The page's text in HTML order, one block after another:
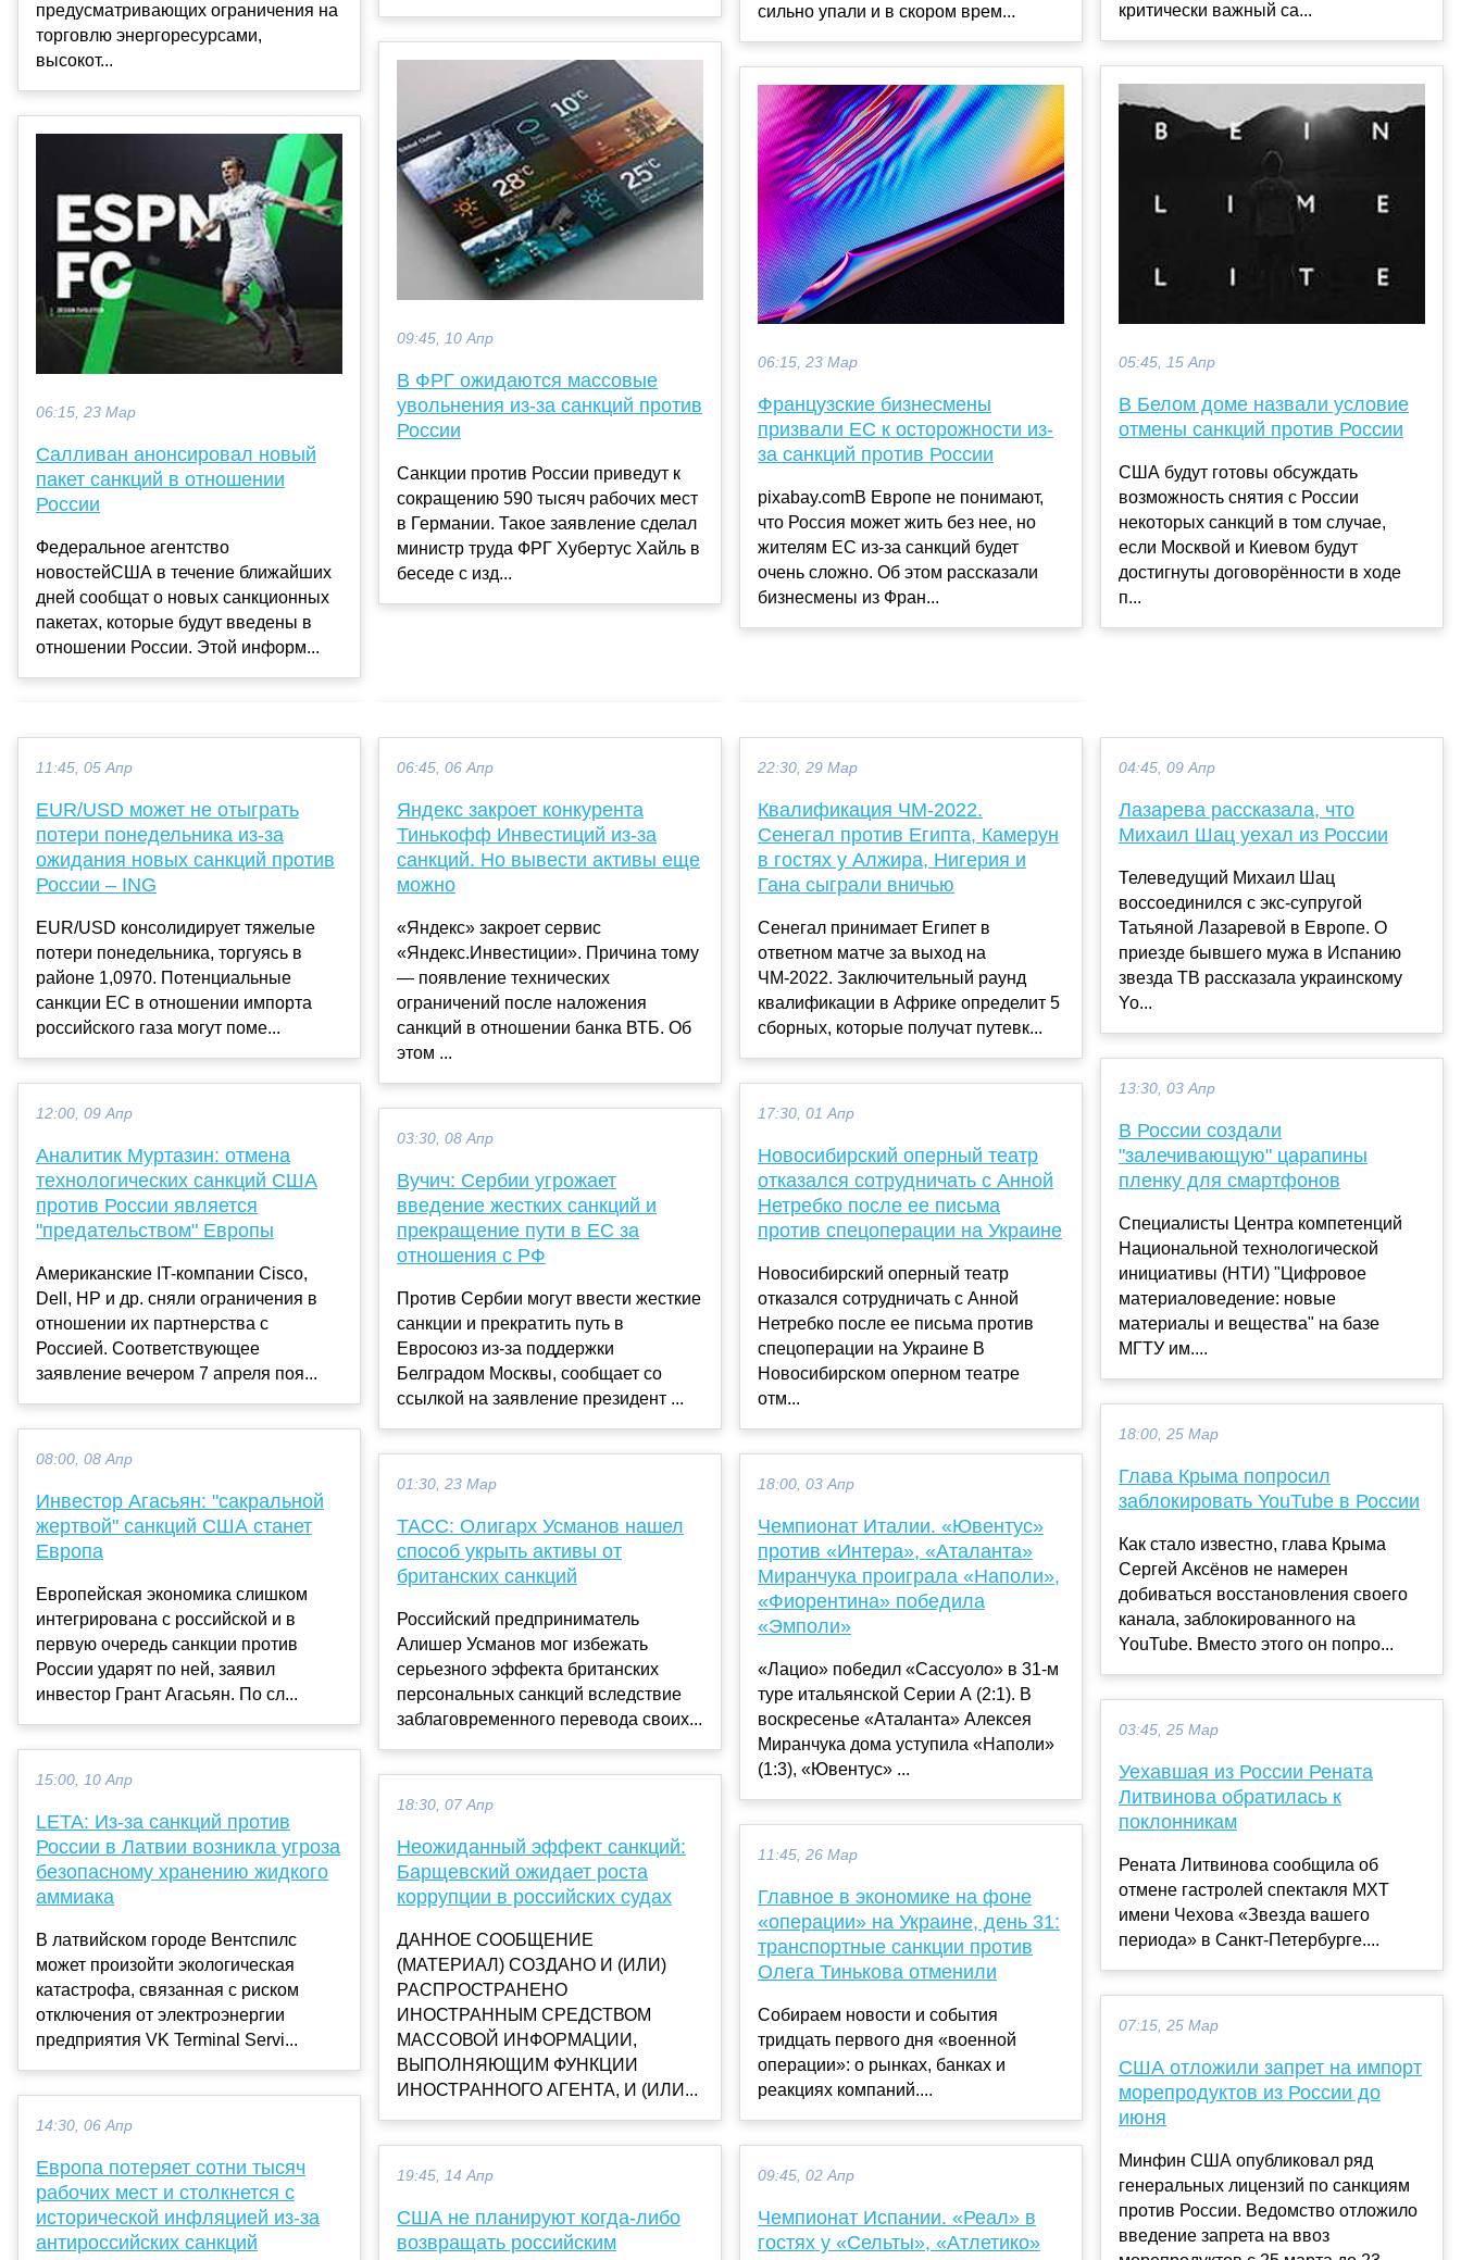
предусматривающих ограничения на
торговлю энергоресурсами,
высокот...
06:15, 23 Мар
Салливан анонсировал новый
пакет санкций в отношении
России
Федеральное агентство
новостейСША в течение ближайших
дней сообщат о новых санкционных
пакетах, которые будут введены в
отношении России. Этой информ...
09:45, 10 Апр
В ФРГ ожидаются массовые
увольнения из-за санкций против
России
Санкции против России приведут к
сокращению 590 тысяч рабочих мест
в Германии. Такое заявление сделал
министр труда ФРГ Хубертус Хайль в
беседе с изд...
сильно упали и в скором врем...
06:15, 23 Мар
Французские бизнесмены
призвали ЕС к осторожности из-
за санкций против России
pixabay.comВ Европе не понимают,
что Россия может жить без нее, но
жителям ЕС из-за санкций будет
очень сложно. Об этом рассказали
бизнесмены из Фран...
критически важный са...
05:45, 15 Апр
В Белом доме назвали условие
отмены санкций против России
США будут готовы обсуждать
возможность снятия с России
некоторых санкций в том случае,
если Москвой и Киевом будут
достигнуты договорённости в ходе
п...
11:45, 05 Апр
EUR/USD может не отыграть
потери понедельника из-за
ожидания новых санкций против
России – ING
EUR/USD консолидирует тяжелые
потери понедельника, торгуясь в
районе 1,0970. Потенциальные
санкции ЕС в отношении импорта
российского газа могут поме...
12:00, 09 Апр
Аналитик Муртазин: отмена
технологических санкций США
против России является
"предательством" Европы
Американские IT-компании Cisco,
Dell, HP и др. сняли ограничения в
отношении их партнерства с
Россией. Соответствующее
заявление вечером 7 апреля поя...
08:00, 08 Апр
Инвестор Агасьян: "сакральной
жертвой" санкций США станет
Европа
Европейская экономика слишком
интегрирована с российской и в
первую очередь санкции против
России ударят по ней, заявил
инвестор Грант Агасьян. По сл...
15:00, 10 Апр
LETA: Из-за санкций против
России в Латвии возникла угроза
безопасному хранению жидкого
аммиака
В латвийском городе Вентспилс
может произойти экологическая
катастрофа, связанная с риском
отключения от электроэнергии
предприятия VK Terminal Servi...
14:30, 06 Апр
Европа потеряет сотни тысяч
рабочих мест и столкнется с
исторической инфляцией из-за
антироссийских санкций
06:45, 06 Апр
Яндекс закроет конкурента
Тинькофф Инвестиций из-за
санкций. Но вывести активы еще
можно
«Яндекс» закроет сервис
«Яндекс.Инвестиции». Причина тому
— появление технических
ограничений после наложения
санкций в отношении банка ВТБ. Об
этом ...
03:30, 08 Апр
Вучич: Сербии угрожает
введение жестких санкций и
прекращение пути в ЕС за
отношения с РФ
Против Сербии могут ввести жесткие
санкции и прекратить путь в
Евросоюз из-за поддержки
Белградом Москвы, сообщает со
ссылкой на заявление президент ...
01:30, 23 Мар
ТАСС: Олигарх Усманов нашел
способ укрыть активы от
британских санкций
Российский предприниматель
Алишер Усманов мог избежать
серьезного эффекта британских
персональных санкций вследствие
заблаговременного перевода своих...
18:30, 07 Апр
Неожиданный эффект санкций:
Барщевский ожидает роста
коррупции в российских судах
ДАННОЕ СООБЩЕНИЕ
(МАТЕРИАЛ) СОЗДАНО И (ИЛИ)
РАСПРОСТРАНЕНО
ИНОСТРАННЫМ СРЕДСТВОМ
МАССОВОЙ ИНФОРМАЦИИ,
ВЫПОЛНЯЮЩИМ ФУНКЦИИ
ИНОСТРАННОГО АГЕНТА, И (ИЛИ...
19:45, 14 Апр
США не планируют когда-либо
возвращать российским
22:30, 29 Мар
Квалификация ЧМ-2022.
Сенегал против Египта, Камерун
в гостях у Алжира, Нигерия и
Гана сыграли вничью
Сенегал принимает Египет в
ответном матче за выход на
ЧМ-2022. Заключительный раунд
квалификации в Африке определит 5
сборных, которые получат путевк...
17:30, 01 Апр
Новосибирский оперный театр
отказался сотрудничать с Анной
Нетребко после ее письма
против спецоперации на Украине
Новосибирский оперный театр
отказался сотрудничать с Анной
Нетребко после ее письма против
спецоперации на Украине В
Новосибирском оперном театре
отм...
18:00, 03 Апр
Чемпионат Италии. «Ювентус»
против «Интера», «Аталанта»
Миранчука проиграла «Наполи»,
«Фиорентина» победила
«Эмполи»
«Лацио» победил «Сассуоло» в 31-м
туре итальянской Серии А (2:1). В
воскресенье «Аталанта» Алексея
Миранчука дома уступила «Наполи»
(1:3), «Ювентус» ...
11:45, 26 Мар
Главное в экономике на фоне
«операции» на Украине, день 31:
транспортные санкции против
Олега Тинькова отменили
Собираем новости и события
тридцать первого дня «военной
операции»: о рынках, банках и
реакциях компаний....
09:45, 02 Апр
Чемпионат Испании. «Реал» в
гостях у «Сельты», «Атлетико»
04:45, 09 Апр
Лазарева рассказала, что
Михаил Шац уехал из России
Телеведущий Михаил Шац
воссоединился с экс-супругой
Татьяной Лазаревой в Европе. О
приезде бывшего мужа в Испанию
звезда ТВ рассказала украинскому
Yo...
13:30, 03 Апр
В России создали
"залечивающую" царапины
пленку для смартфонов
Специалисты Центра компетенций
Национальной технологической
инициативы (НТИ) "Цифровое
материаловедение: новые
материалы и вещества" на базе
МГТУ им....
18:00, 25 Мар
Глава Крыма попросил
заблокировать YouTube в России
Как стало известно, глава Крыма
Сергей Аксёнов не намерен
добиваться восстановления своего
канала, заблокированного на
YouTube. Вместо этого он попро...
03:45, 25 Мар
Уехавшая из России Рената
Литвинова обратилась к
поклонникам
Рената Литвинова сообщила об
отмене гастролей спектакля МХТ
имени Чехова «Звезда вашего
периода» в Санкт-Петербурге....
07:15, 25 Мар
США отложили запрет на импорт
морепродуктов из России до
июня
Минфин США опубликовал ряд
генеральных лицензий по санкциям
против России. Ведомство отложило
введение запрета на ввоз